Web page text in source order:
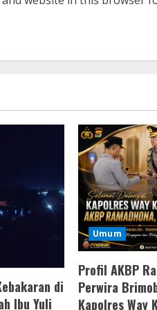
di
Ibu Yuli
Umum
Profil AKBP
Perwira
Kapolres Way